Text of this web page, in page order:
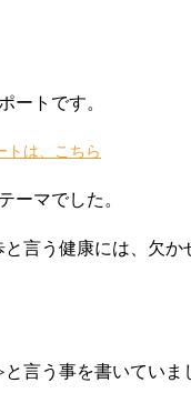
ートです。
トは、こちら
ーマでした。
言う健康には、欠か
言う事を書いていま